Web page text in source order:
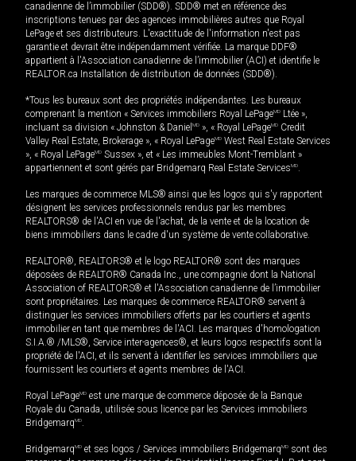
canadienne de l’immobilier (SDD®). SDD® met en référence des
inscriptions tenues par des agences immobilières autres que Royal
LePage et ses distributeurs. L'exactitude de l'information n'est pas
garantie et devrait être indépendamment vérifiée. La marque DDF®
appartient à l'Association canadienne de l’immobilier (ACI) et identifie le
REALTOR.ca Installation de distribution de données (SDD®).
*Tous les bureaux sont des propriétés indépendantes. Les bureaux
comprenant la mention « Services immobiliers Royal LePageMD Ltée »,
incluant sa division « Johnston & Daniel MD », « Royal LePageMD Credit
Valley Real Estate, Brokerage », « Royal LePageMD West Real Estate Services
», « Royal LePageMD Sussex », et « Les immeubles Mont-Tremblant »
appartiennent et sont gérés par Bridgemarq Real Estate ServicesMD.
Les marques de commerce MLS® ainsi que les logos qui s'y rapportent
désignent les services professionnels rendus par les membres
REALTORS® de l'ACI en vue de l'achat, de la vente et de la location de
biens immobiliers dans le cadre d'un système de vente collaborative.
REALTOR®, REALTORS® et le logo REALTOR® sont des marques
déposées de REALTOR® Canada Inc., une compagnie dont la National
Association of REALTORS® et l'Association canadienne de l’immobilier
sont propriétaires. Les marques de commerce REALTOR® servent à
distinguer les services immobiliers offerts par les courtiers et agents
immobilier en tant que membres de l'ACI. Les marques d'homologation
S.I.A.® /MLS®, Service inter-agences®, et leurs logos respectifs sont la
propriété de l'ACI, et ils servent à identifier les services immobiliers que
fournissent les courtiers et agents membres de l'ACI.
Royal LePageMD est une marque de commerce déposée de la Banque
Royale du Canada, utilisée sous licence par les Services immobiliers
BridgemarqMD.
BridgemarqMD et ses logos / Services immobiliers BridgemarqMD sont des